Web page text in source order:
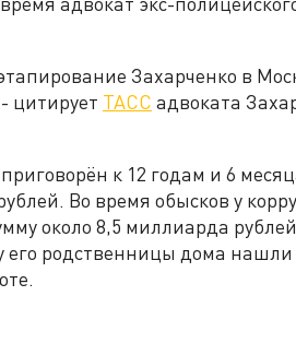
Захарченко в
цитирует ТАСС адвоката
к 12 годам и 6
Во время обысков у
около 8,5 миллиарда
его родственницы дома нашли